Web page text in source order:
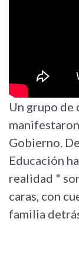
Un grupo de
Gobierno.
Educación
realidad "
caras, con
familia